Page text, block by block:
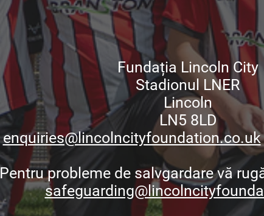
Fundația Lincoln City
Stadionul LNER
Lincoln
LN5 8LD
enquiries@lincolncityfoundation.co.uk
Pentru probleme de salvgardare vă